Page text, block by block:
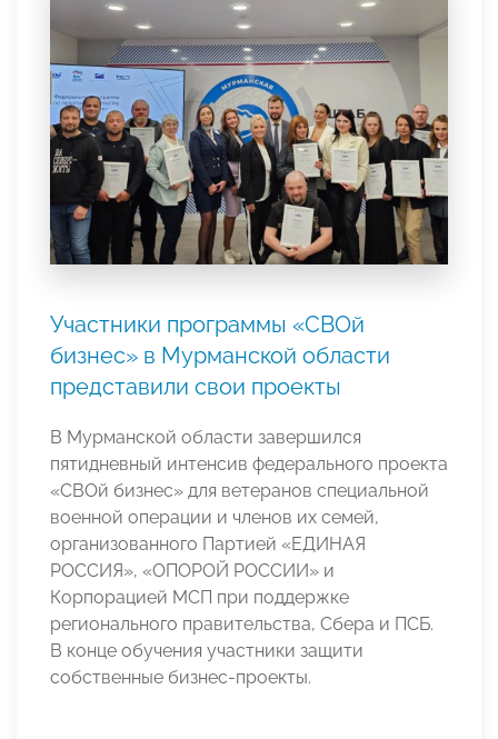
Участники программы «СВОй
бизнес» в Мурманской области
представили свои проекты
В Мурманской области завершился
пятидневный интенсив федерального проекта
«СВОй бизнес» для ветеранов специальной
военной операции и членов их семей,
организованного Партией «ЕДИНАЯ
РОССИЯ», «ОПОРОЙ РОССИИ» и
Корпорацией МСП при поддержке
регионального правительства, Сбера и ПСБ.
В конце обучения участники защити
собственные бизнес-проекты.